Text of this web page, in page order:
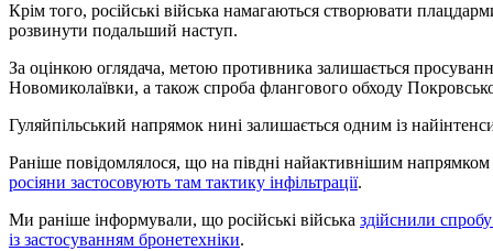
Крім того, російські війська намагаються створювати
розвинути подальший наступ.
За оцінкою оглядача, метою противника залишається
Новомиколаївки, а також спроба флангового обходу
Гуляйпільський напрямок нині залишається одним із
Раніше повідомлялося, що на півдні найактивнішим напрямком
росіяни застосовують там тактику інфільтрації.
Ми раніше інформували, що російські війська здійснили
із застосуванням бронетехніки.